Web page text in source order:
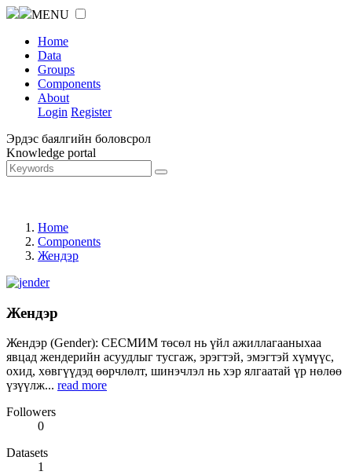
MENU
Home
Data
Groups
Components
About
Login Register
Эрдэс баялгийн боловсрол
Knowledge portal
Home
Components
Жендэр
Жендэр
Жендэр (Gender): СЕСМИМ төсөл нь үйл ажиллагааныхаа
явцад жендерийн асуудлыг тусгаж, эрэгтэй, эмэгтэй хүмүүс,
охид, хөвгүүдэд өөрчлөлт, шинэчлэл нь хэр ялгаатай үр нөлөө
үзүүлж... read more
Followers
0
Datasets
1